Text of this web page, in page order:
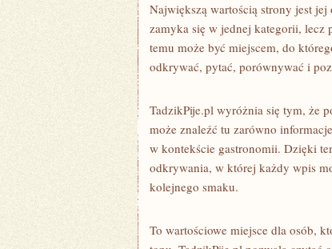
Największą wartością strony jest
zamyka się w jednej kategorii, lecz
temu może być miejscem, do
odkrywać, pytać, porównywać i
TadzikPije.pl wyróżnia się tym, że
może znaleźć tu zarówno
w kontekście gastronomii. Dzięki
odkrywania, w której każdy wpis
kolejnego smaku.
To wartościowe miejsce dla osób,